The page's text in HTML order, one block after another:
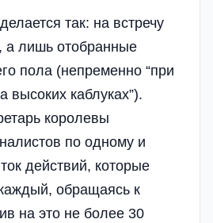
так: на встречу
а лишь отобранные
пола (непременно “при
высоких каблуках”).
королевы
по одному и
действий, которые
обращаясь к
на это не более 30